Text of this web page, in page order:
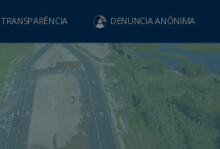
TRANSPARÊNCIA DENUNCIA ANÔNIMA